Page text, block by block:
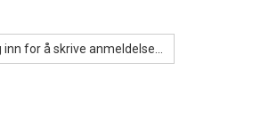
inn for å skrive anmeldelse...